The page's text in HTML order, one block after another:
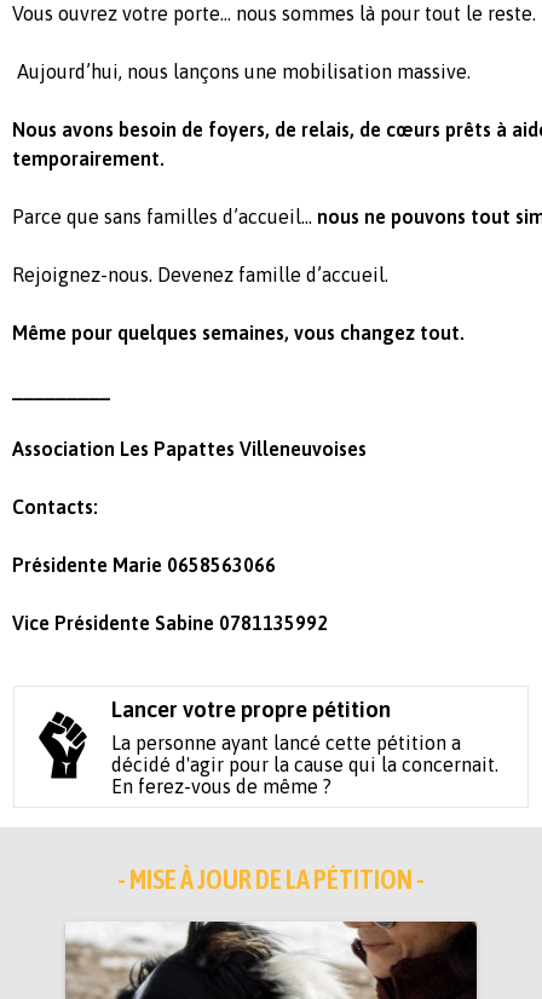
Vous ouvrez votre porte… nous sommes là pour tout le reste.
Aujourd’hui, nous lançons une mobilisation massive.
Nous avons besoin de foyers, de relais, de cœurs prêts à
temporairement.
Parce que sans familles d’accueil… nous ne pouvons tout
Rejoignez-nous. Devenez famille d’accueil.
Même pour quelques semaines, vous changez tout.
Association Les Papattes Villeneuvoises
Contacts:
Présidente Marie 0658563066
Vice Présidente Sabine 0781135992
Lancer votre propre pétition
La personne ayant lancé cette pétition a
décidé d'agir pour la cause qui la concernait.
En ferez-vous de même ?
- MISE À JOUR DE LA PÉTITION -